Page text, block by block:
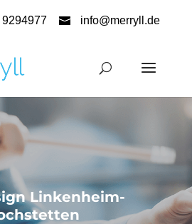
9294977 info@merryll.de
Linkenheim-